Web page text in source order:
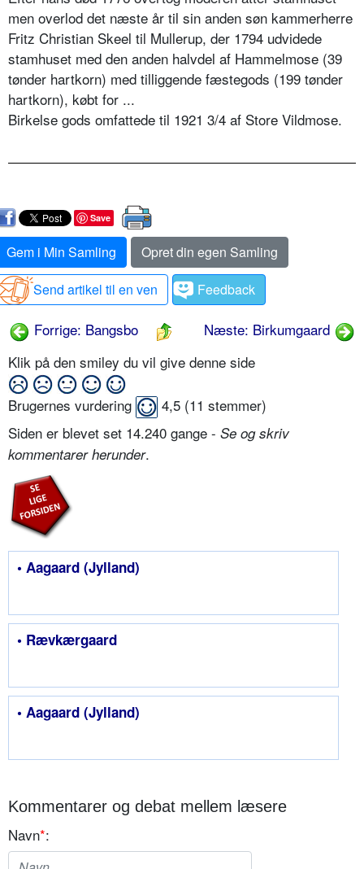
men overlod det næste år til sin anden søn kammerherre
Fritz Christian Skeel til Mullerup, der 1794 udvidede
stamhuset med den anden halvdel af Hammelmose (39
tønder hartkorn) med tilliggende fæstegods (199 tønder
hartkorn), købt for ...
Birkelse gods omfattede til 1921 3/4 af Store Vildmose.
Save
Gem i Min Samling
Opret din egen Samling
Send artikel til en ven
Feedback
Forrige: Bangsbo
Næste: Birkumgaard
Klik på den smiley du vil give denne side
Brugernes vurdering 4,5 (11 stemmer)
Siden er blevet set 14.240 gange - Se og skriv
kommentarer herunder.
• Aagaard (Jylland)
• Rævkærgaard
• Aagaard (Jylland)
Kommentarer og debat mellem læsere
Navn*: